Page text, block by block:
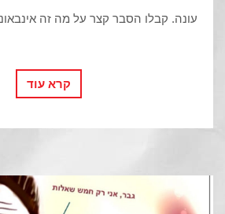
עונה. קבלו הסבר קצר על מה זה
קרא עוד